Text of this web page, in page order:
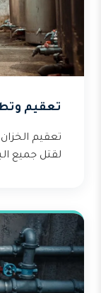
تعقيم
تعقيم
لقتل جميع